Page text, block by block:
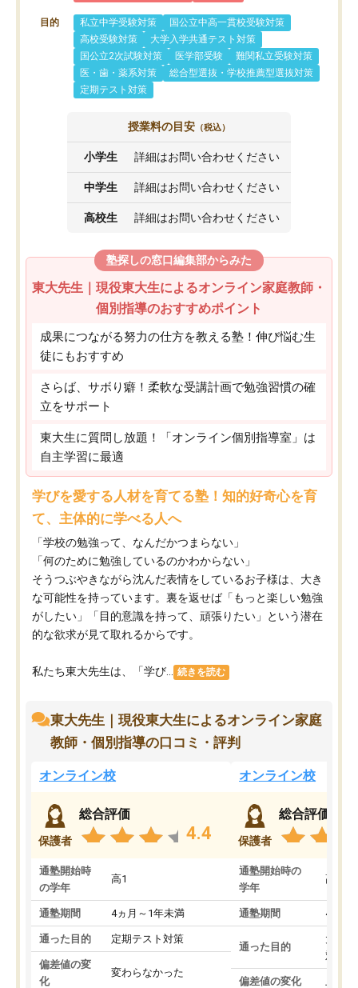
目的 私立中学受験対策
国公立中高一貫校受験対策
高校受験対策
大学入学共通テスト対策
国公立2次試験対策
医学部受験
難関私立受験対策
医・歯・薬系対策
総合型選抜・学校推薦型選抜対策
定期テスト対策
授業料の目安 （税込）
小学生 詳細はお問い合わせください
中学生 詳細はお問い合わせください
高校生 詳細はお問い合わせください
塾探しの窓口編集部からみた
東大先生｜現役東大生によるオンライン家庭教師・
個別指導のおすすめポイント
成果につながる努力の仕方を教える塾！伸び悩む生
徒にもおすすめ
さらば、サボり癖！柔軟な受講計画で勉強習慣の確
立をサポート
東大生に質問し放題！「オンライン個別指導室」は
自主学習に最適
学びを愛する人材を育てる塾！知的好奇心を育
て、主体的に学べる人へ
「学校の勉強って、なんだかつまらない」
「何のために勉強しているのかわからない」
そうつぶやきながら沈んだ表情をしているお子様は、大き
な可能性を持っています。裏を返せば「もっと楽しい勉強
がしたい」「目的意識を持って、頑張りたい」という潜在
的な欲求が見て取れるからです。
私たち東大先生は、「学び... 続きを読む
東大先生｜現役東大生によるオンライン家庭
教師・個別指導の口コミ・評判
オンライン校
保護者
総合評価
4.4
通塾開始時
の学年
高1
通塾期間 4ヵ月～1年未満
通った目的 定期テスト対策
偏差値の変
化
変わらなかった
オンライン校
保護者
総合評価
通塾開始時の
学年
高3
通塾期間 4ヵ月
通った目的
大学
対策
偏差値の変化